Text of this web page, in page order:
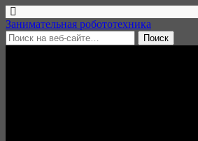
Занимательная робототехника